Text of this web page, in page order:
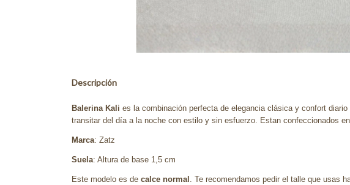
Descripción
Balerina Kali es la combinación perfecta de elegancia clásica y confort
transitar del día a la noche con estilo y sin esfuerzo. Estan confeccionados
Marca: Zatz
Suela: Altura de base 1,5 cm
Este modelo es de calce normal . Te recomendamos pedir el talle que usas